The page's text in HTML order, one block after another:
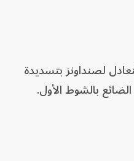
لصنداونز بتسديدة
بالشوط الأول.